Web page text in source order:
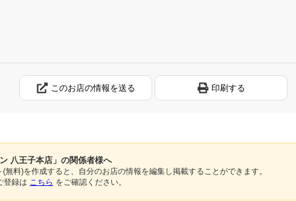
このお店の情報を送る 印刷する
ン 八王子本店」の関係者様へ
無料)を作成すると、自分のお店の情報を編集し掲載することができます。
登録は こちら をご確認ください。